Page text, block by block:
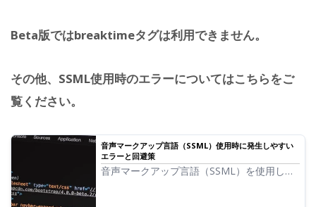
Beta版ではbreaktimeタグは利用できません。
その他、SSML使用時のエラーについてはこちらをご
覧ください。
音声マークアップ言語（SSML）使用時に発生しやすい
エラーと回避策
音声マークアップ言語（SSML）を使用し間